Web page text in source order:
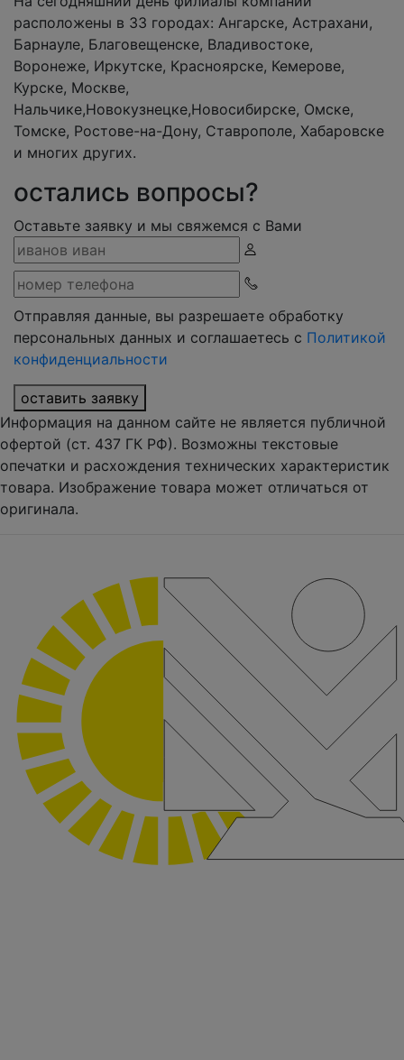
расположены в 33 городах: Ангарске, Астрахани,
Барнауле, Благовещенске, Владивостоке,
Воронеже, Иркутске, Красноярске, Кемерове,
Курске, Москве,
Нальчике,Новокузнецке,Новосибирске, Омске,
Томске, Ростове-на-Дону, Ставрополе, Хабаровске
и многих других.
остались вопросы?
Оставьте заявку и мы свяжемся с Вами
Отправляя данные, вы разрешаете обработку
персональных данных и соглашаетесь с Политикой
конфиденциальности
оставить заявку
Информация на данном сайте не является публичной
офертой (ст. 437 ГК РФ). Возможны текстовые
опечатки и расхождения технических характеристик
товара. Изображение товара может отличаться от
оригинала.